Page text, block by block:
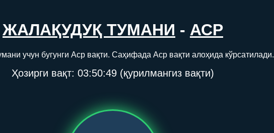
ЖАЛАҚУДУҚ ТУМАНИ - АСР
учун бугунги Аср вақти. Саҳифада Аср вақти алоҳида кўрсатилади.
Ҳозирги вақт: 03:50:49 (қурилмангиз вақти)